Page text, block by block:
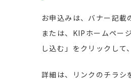
お申込みは、バナー記載
または、KIPホームペー
し込む」をクリックして
詳細は、リンクのチラシ